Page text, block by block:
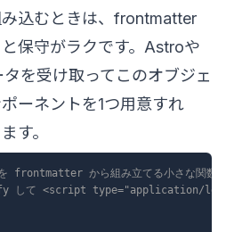
込むときは、frontmatter
保守がラクです。Astroや
を受け取ってこのオブジェ
ーネントを1つ用意すれ
す。
から組み立てる小さな関数
して <script type="application/